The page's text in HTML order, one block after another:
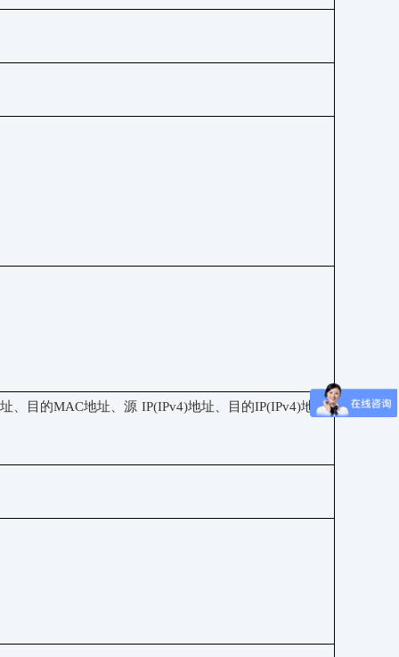
目的MAC地址、源 IP(IPv4)地址、目的IP(IPv4)地